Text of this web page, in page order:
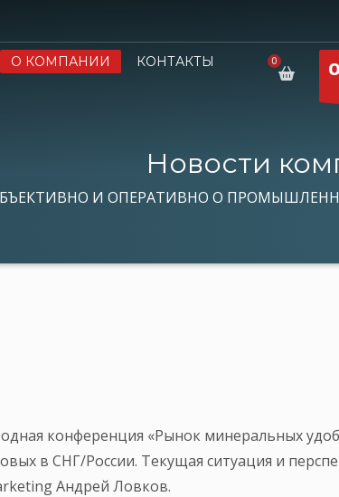
О КОМПАНИИ
КОНТАКТЫ
Новости
И ОПЕРАТИВНО О
конференция «Рынок минеральных
в СНГ/России. Текущая ситуация и
Андрей Ловков.